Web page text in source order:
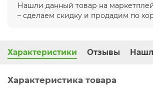
Нашли данный товар на
– сделаем скидку и продадим по
Характеристики Отзывы
Характеристика товара